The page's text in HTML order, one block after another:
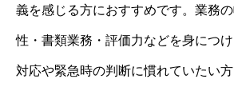
義を感じる方におすすめです。業務
性・書類業務・評価力などを身につ
対応や緊急時の判断に慣れていたい